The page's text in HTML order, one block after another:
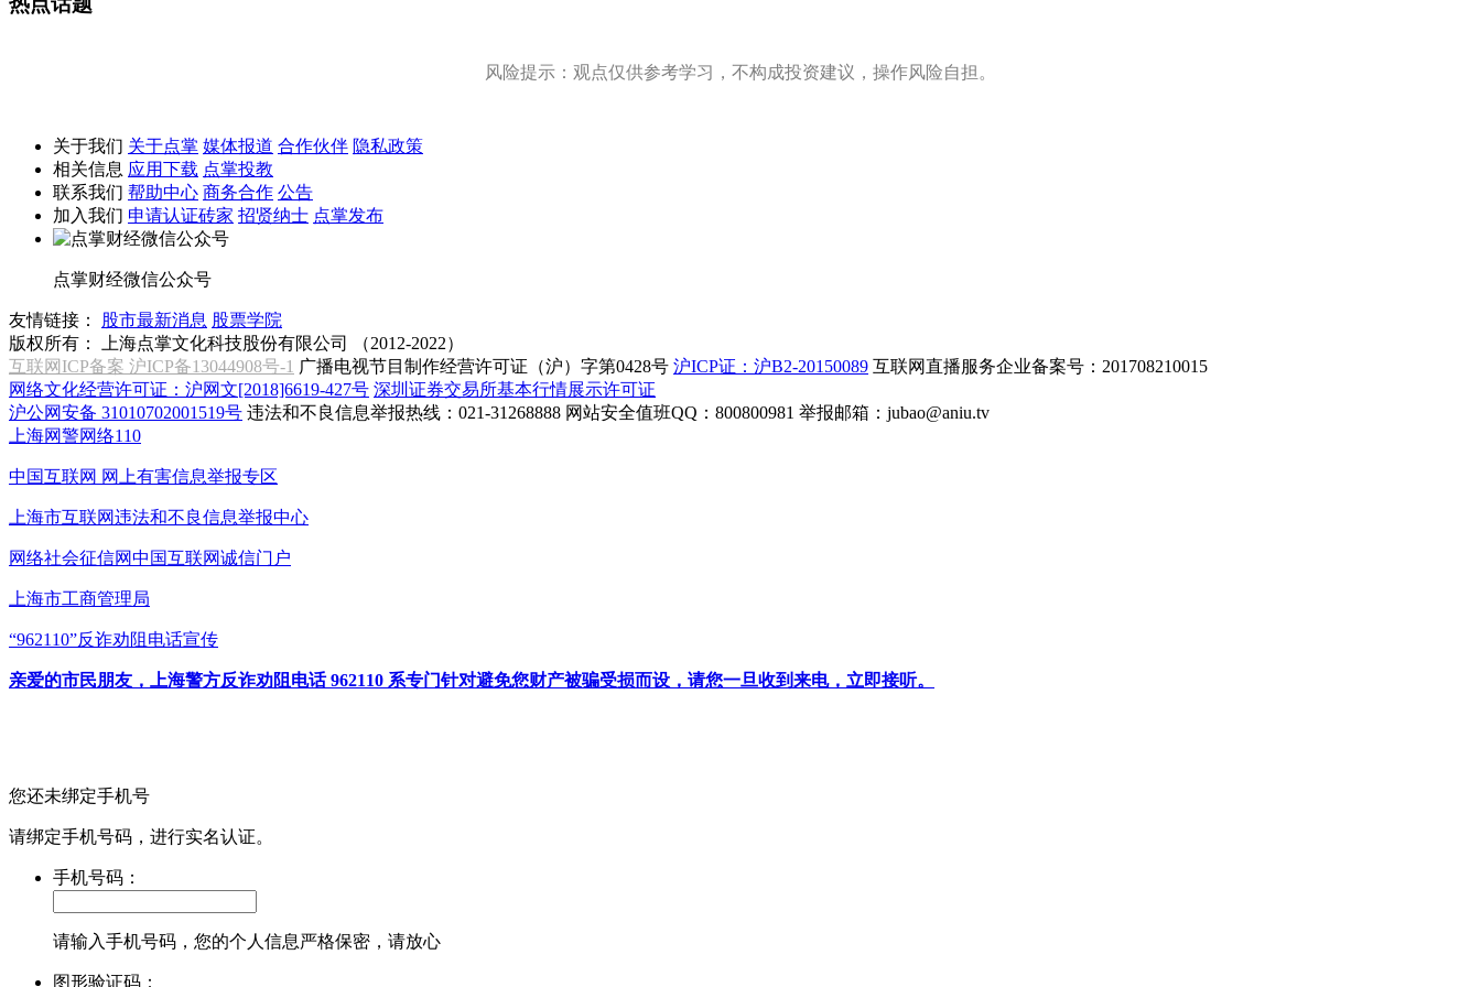
风险提示：观点仅供参考学习，不构成投资建议，操作风险自担。
关于我们 关于点掌 媒体报道 合作伙伴 隐私政策
相关信息 应用下载 点掌投教
联系我们 帮助中心 商务合作 公告
加入我们 申请认证砖家 招贤纳士 点掌发布
点掌财经微信公众号
友情链接： 股市最新消息 股票学院
版权所有：
上海点掌文化科技股份有限公司 （2012-2022）
互联网ICP备案 沪ICP备13044908号-1 广播电视节目制作经营许可证（沪）字第0428号 沪ICP证：沪B2-20150089 互联网直播服务企业备案号：201708210015
网络文化经营许可证：沪网文[2018]6619-427号 深圳证券交易所基本行情展示许可证
沪公网安备 31010702001519号 违法和不良信息举报热线：021-31268888 网站安全值班QQ：800800981 举报邮箱： jubao@aniu.tv
上海网警网络110
中国互联网 网上有害信息举报专区
上海市互联网违法和不良信息举报中心
网络社会征信网中国互联网诚信门户
上海市工商管理局
“962110”反诈劝阻电话宣传
亲爱的市民朋友，上海警方反诈劝阻电话 962110 系专门针对避免您财产被骗受损而设，请您一旦收到来电，立即接听。
您还未绑定手机号
请绑定手机号码，进行实名认证。
手机号码：
请输入手机号码，您的个人信息严格保密，请放心
图形验证码：